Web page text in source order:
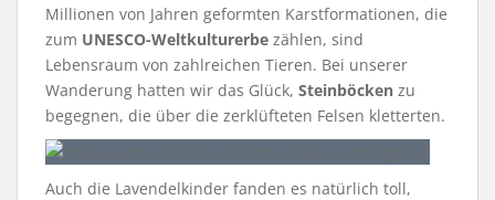
Millionen von Jahren geformten Karstformationen, die
zum UNESCO-Weltkulturerbe zählen, sind
Lebensraum von zahlreichen Tieren. Bei unserer
Wanderung hatten wir das Glück, Steinböcken zu
begegnen, die über die zerklüfteten Felsen kletterten.
Auch die Lavendelkinder fanden es natürlich toll,